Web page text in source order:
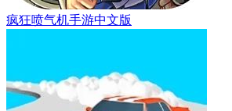
疯狂喷气机手游中文版